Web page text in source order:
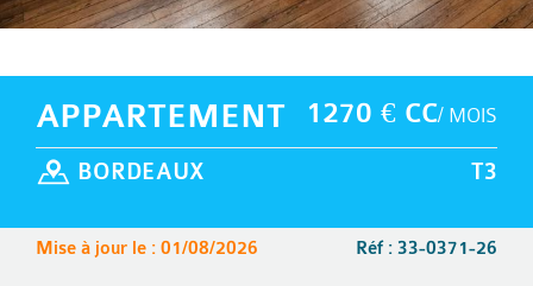
1270 € CC/ MOIS
APPARTEMENT
T3
BORDEAUX
Réf : 33-0371-26
Mise à jour le : 01/08/2026